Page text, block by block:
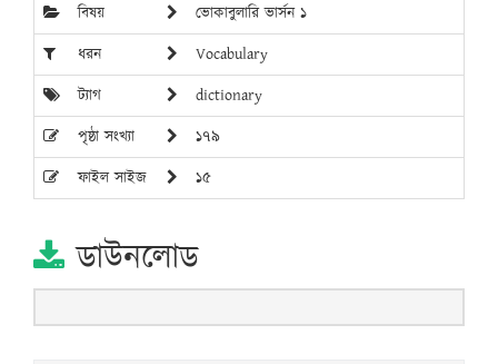
বিষয়
ভোকাবুলারি ভার্সন ১
ধরন
Vocabulary
ট্যাগ
dictionary
পৃষ্ঠা সংখ্যা
১৭৯
ফাইল সাইজ
১৫
ডাউনলোড